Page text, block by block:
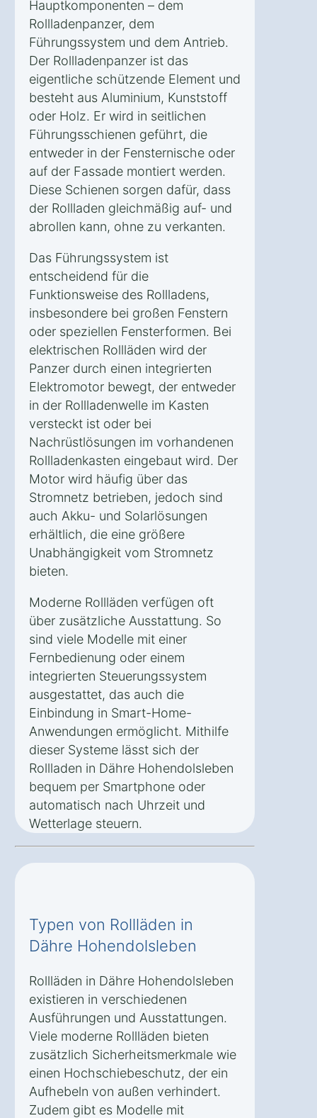
Hauptkomponenten – dem
Rollladenpanzer, dem
Führungssystem und dem Antrieb.
Der Rollladenpanzer ist das
eigentliche schützende Element und
besteht aus Aluminium, Kunststoff
oder Holz. Er wird in seitlichen
Führungsschienen geführt, die
entweder in der Fensternische oder
auf der Fassade montiert werden.
Diese Schienen sorgen dafür, dass
der Rollladen gleichmäßig auf- und
abrollen kann, ohne zu verkanten.
Das Führungssystem ist
entscheidend für die
Funktionsweise des Rollladens,
insbesondere bei großen Fenstern
oder speziellen Fensterformen. Bei
elektrischen Rollläden wird der
Panzer durch einen integrierten
Elektromotor bewegt, der entweder
in der Rollladenwelle im Kasten
versteckt ist oder bei
Nachrüstlösungen im vorhandenen
Rollladenkasten eingebaut wird. Der
Motor wird häufig über das
Stromnetz betrieben, jedoch sind
auch Akku- und Solarlösungen
erhältlich, die eine größere
Unabhängigkeit vom Stromnetz
bieten.
Moderne Rollläden verfügen oft
über zusätzliche Ausstattung. So
sind viele Modelle mit einer
Fernbedienung oder einem
integrierten Steuerungssystem
ausgestattet, das auch die
Einbindung in Smart-Home-
Anwendungen ermöglicht. Mithilfe
dieser Systeme lässt sich der
Rollladen in Dähre Hohendolsleben
bequem per Smartphone oder
automatisch nach Uhrzeit und
Wetterlage steuern.
Typen von Rollläden in
Dähre Hohendolsleben
Rollläden in Dähre Hohendolsleben
existieren in verschiedenen
Ausführungen und Ausstattungen.
Viele moderne Rollläden bieten
zusätzlich Sicherheitsmerkmale wie
einen Hochschiebeschutz, der ein
Aufhebeln von außen verhindert.
Zudem gibt es Modelle mit